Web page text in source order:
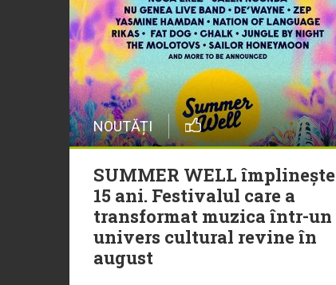
NOUTĂȚI
SUMMER WELL împlinește
15 ani. Festivalul care a
transformat muzica într-un
univers cultural revine în
august